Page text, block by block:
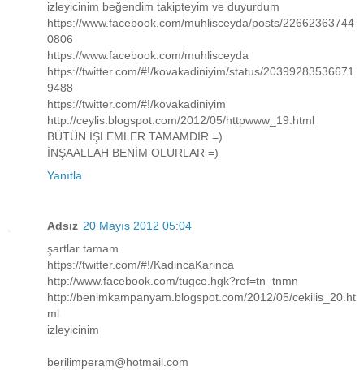
izleyicinim beğendim takipteyim ve duyurdum
https://www.facebook.com/muhlisceyda/posts/22662363744
0806
https://www.facebook.com/muhlisceyda
https://twitter.com/#!/kovakadiniyim/status/20399283536671
9488
https://twitter.com/#!/kovakadiniyim
http://ceylis.blogspot.com/2012/05/httpwww_19.html
BÜTÜN İŞLEMLER TAMAMDIR =)
İNŞAALLAH BENİM OLURLAR =)
Yanıtla
Adsız 20 Mayıs 2012 05:04
şartlar tamam
https://twitter.com/#!/KadincaKarinca
http://www.facebook.com/tugce.hgk?ref=tn_tnmn
http://benimkampanyam.blogspot.com/2012/05/cekilis_20.ht
ml
izleyicinim
berilimperam@hotmail.com